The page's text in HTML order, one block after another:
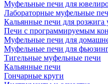
Муфельные печи для
Лабораторные муфельные
Кальянные печи для розжига
Печи с программируемым
Муфельные печи для
Муфельные печи для
Тигельные муфельные печи
Кальянные печи
Гончарные круги